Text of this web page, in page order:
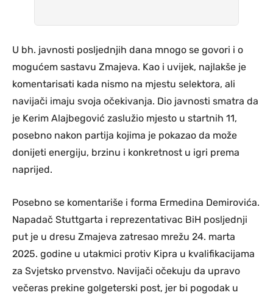
U bh. javnosti posljednjih dana mnogo se govori i o
mogućem sastavu Zmajeva. Kao i uvijek, najlakše je
komentarisati kada nismo na mjestu selektora, ali
navijači imaju svoja očekivanja. Dio javnosti smatra da
je Kerim Alajbegović zaslužio mjesto u startnih 11,
posebno nakon partija kojima je pokazao da može
donijeti energiju, brzinu i konkretnost u igri prema
naprijed.
Posebno se komentariše i forma Ermedina Demirovića.
Napadač Stuttgarta i reprezentativac BiH posljednji
put je u dresu Zmajeva zatresao mrežu 24. marta
2025. godine u utakmici protiv Kipra u kvalifikacijama
za Svjetsko prvenstvo. Navijači očekuju da upravo
večeras prekine golgeterski post, jer bi pogodak u